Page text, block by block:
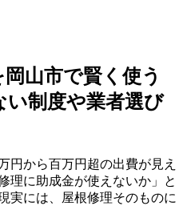
山市で賢く使う
い制度や業者選び
円から百万円超の出費が見え
理に助成金が使えないか」と
実には、屋根修理そのものに